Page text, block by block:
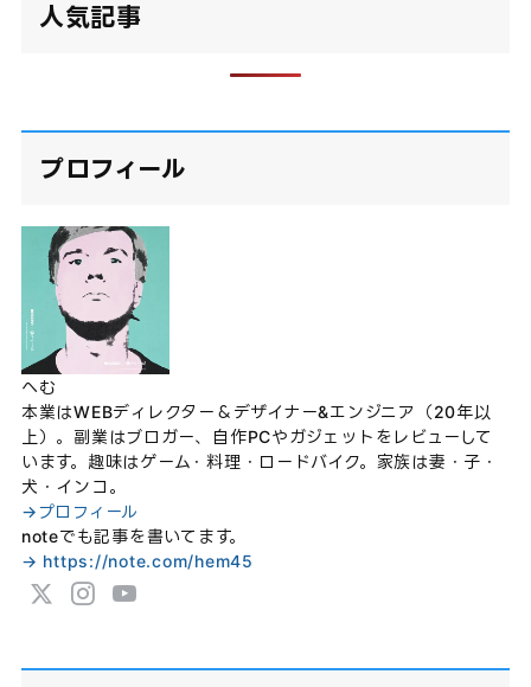
人気記事
プロフィール
へむ
本業はWEBディレクター＆デザイナー&エンジニア（20年以
上）。副業はブロガー、自作PCやガジェットをレビューして
います。趣味はゲーム・料理・ロードバイク。家族は妻・子・
犬・インコ。
→プロフィール
noteでも記事を書いてます。
→ https://note.com/hem45